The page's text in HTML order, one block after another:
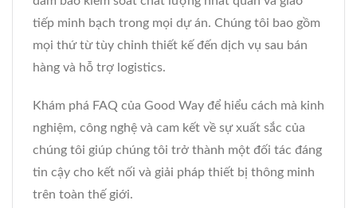
tiếp minh bạch trong mọi dự án. Chúng tôi bao gồm
mọi thứ từ tùy chỉnh thiết kế đến dịch vụ sau bán
hàng và hỗ trợ logistics.
Khám phá FAQ của Good Way để hiểu cách mà kinh
nghiệm, công nghệ và cam kết về sự xuất sắc của
chúng tôi giúp chúng tôi trở thành một đối tác đáng
tin cậy cho kết nối và giải pháp thiết bị thông minh
trên toàn thế giới.